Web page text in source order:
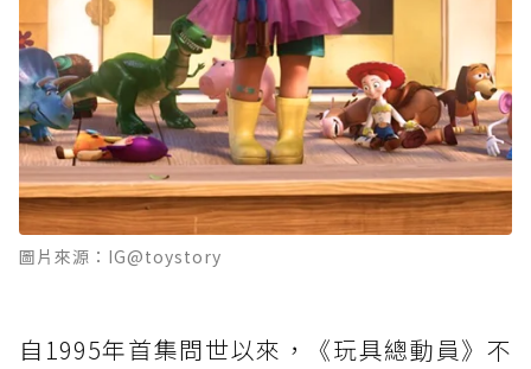
圖片來源：IG@toystory
自1995年首集問世以來，《玩具總動員》不